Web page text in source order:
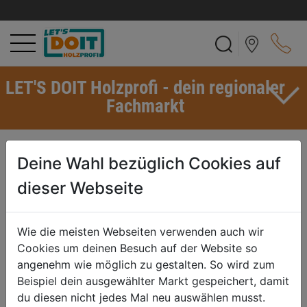
LET'S DOIT Holzprofi - dein regionaler
Fachmarkt
Nadelholzim eigentlichen Sinne wird
das
Holzder Nadelbäume bezeichnet.
für Laubholz typischen Gefäße (Poren). Einige Nadelbäume
bilden im Vergleich zum Splintholz ein farblich dunkler
erscheinendes Kernholz, beispielsweise
Lärchen ,
Waldkiefer
DouglasieundEibe. Bei Tannen und Fichten ist kein
Deine Wahl bezüglich Cookies auf
dieser Webseite
Wie die meisten Webseiten verwenden auch wir
Cookies um deinen Besuch auf der Website so
angenehm wie möglich zu gestalten. So wird zum
Beispiel dein ausgewählter Markt gespeichert, damit
du diesen nicht jedes Mal neu auswählen musst.